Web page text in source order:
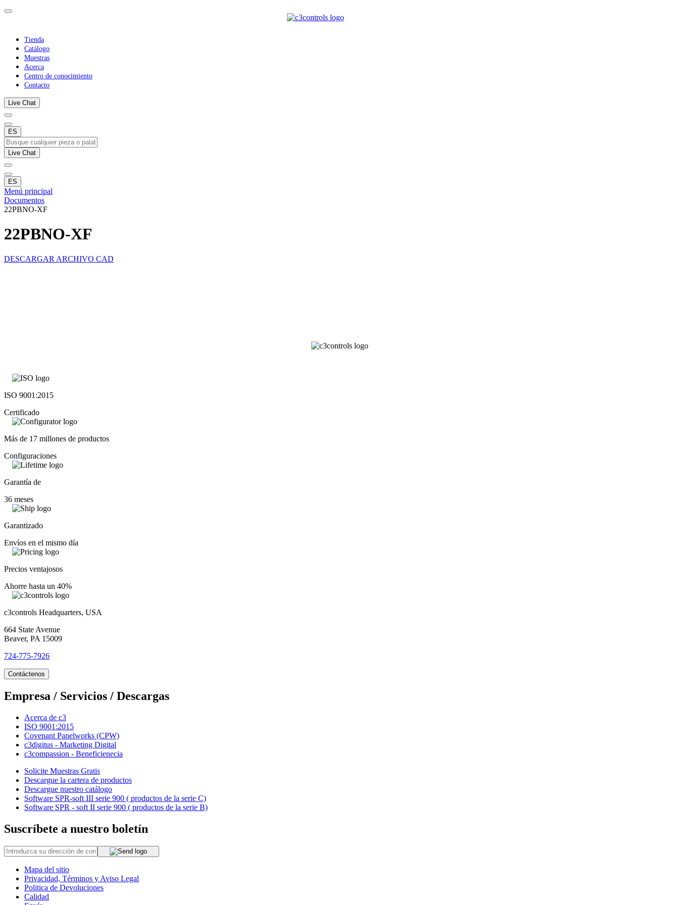
Tienda
Catálogo
Muestras
Acerca
Centro de conocimiento
Contacto
Live Chat
ES
Live Chat
ES
Menú principal
Documentos
22PBNO-XF
22PBNO-XF
DESCARGAR ARCHIVO CAD
ISO 9001:2015
Certificado
Más de 17 millones de productos
Configuraciones
Garantía de
36 meses
Garantizado
Envíos en el mismo día
Precios ventajosos
Ahorre hasta un 40%
c3controls Headquarters, USA
664 State Avenue
Beaver, PA 15009
724-775-7926
Contáctenos
Empresa / Servicios / Descargas
Acerca de c3
ISO 9001:2015
Covenant Panelworks (CPW)
c3digitus - Marketing Digital
c3compassion - Beneficienecia
Solicite Muestras Gratis
Descargue la cartera de productos
Descargue nuestro catálogo
Software SPR-soft III serie 900 ( productos de la serie C)
Software SPR - soft II serie 900 ( productos de la serie B)
Suscríbete a nuestro boletín
Mapa del sitio
Privacidad, Términos y Aviso Legal
Politica de Devoluciones
Calidad